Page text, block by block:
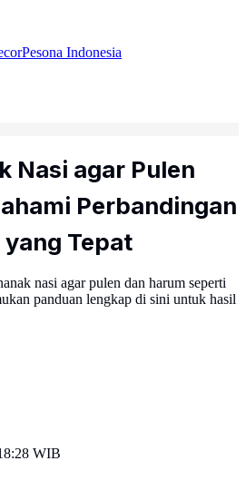
Pesona Indonesia
Nasi agar Pulen
Perbandingan
Tepat
nasi agar pulen dan harum seperti
panduan lengkap di sini untuk hasil
WIB